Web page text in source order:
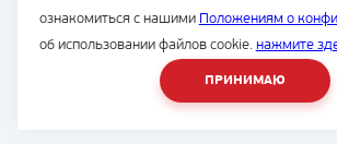
ознакомиться с нашими Положениям о
об использовании файлов cookie. нажмите
ПРИНИМАЮ